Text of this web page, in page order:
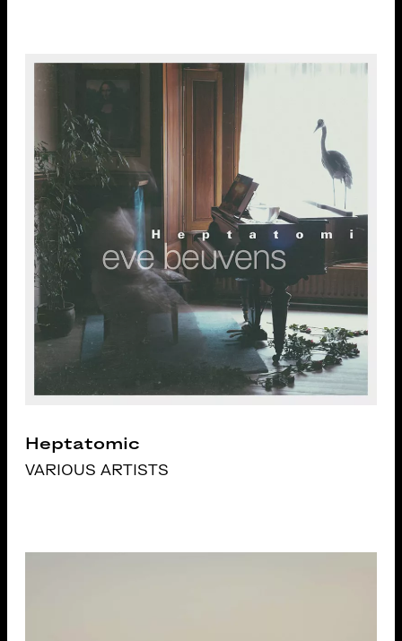
Heptatomic
VARIOUS ARTISTS